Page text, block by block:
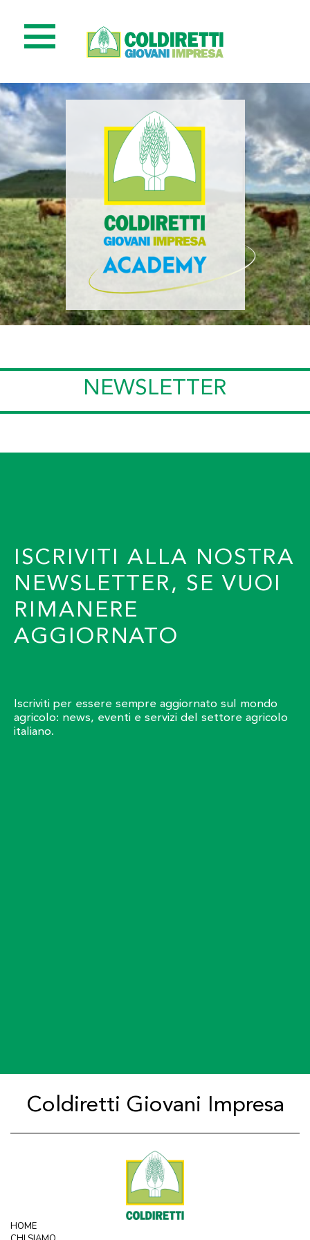
NEWSLETTER
ISCRIVITI ALLA NOSTRA
NEWSLETTER, SE VUOI
RIMANERE
AGGIORNATO
Iscriviti per essere sempre aggiornato sul mondo
agricolo: news, eventi e servizi del settore agricolo
italiano.
Coldiretti Giovani Impresa
HOME